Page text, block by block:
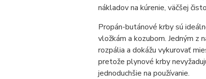
nákladov na kúrenie, väčšej
Propán-butánové krby sú
vložkám a kozubom. Jedným z
rozpália a dokážu vykurovať
pretože plynové krby
jednoduchšie na používanie.